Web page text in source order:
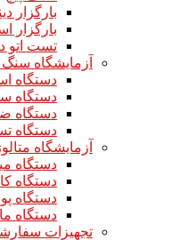
بارگزار
بارگزار
تست اتو
آزمایشگاه
دستگاه
دستگاه
دستگاه
دستگاه
آزمایشگاه
دستگاه
دستگاه
دستگاه
دستگاه
تجهیزات